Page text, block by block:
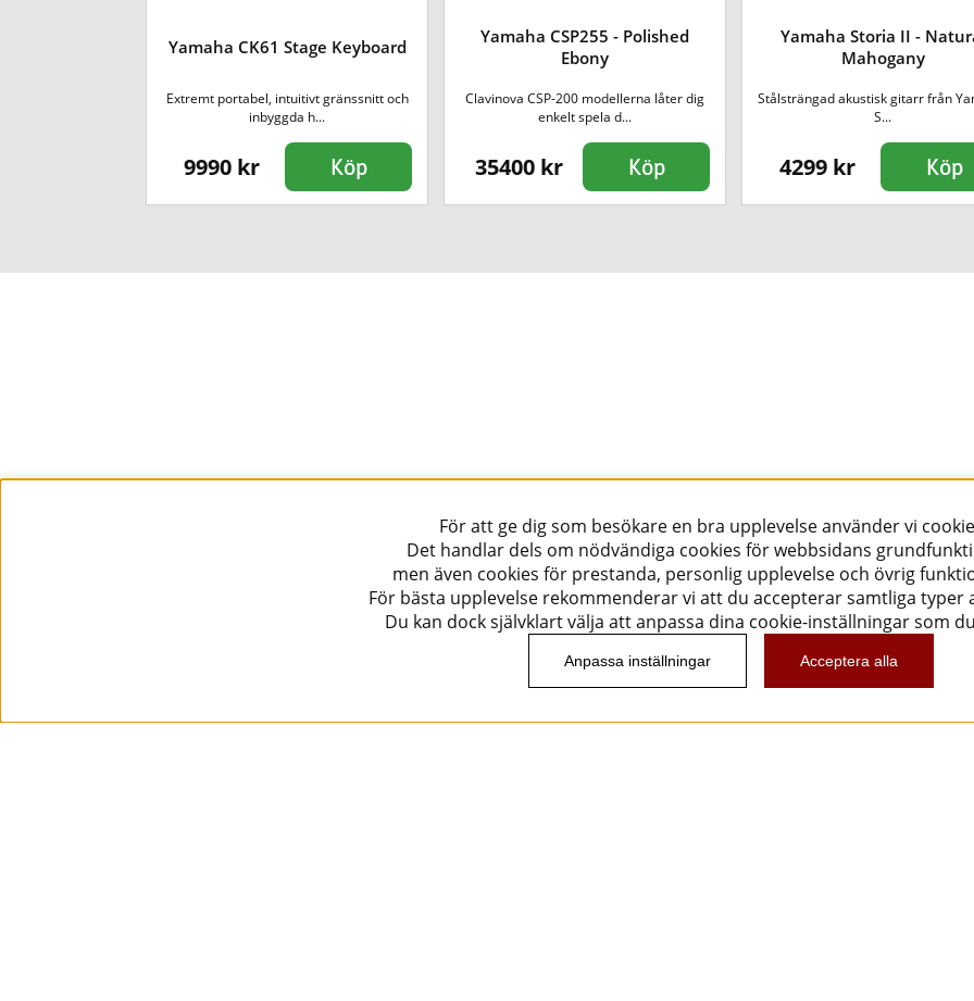
Yamaha CK61 Stage Keyboard
Extremt portabel, intuitivt gränssnitt och
inbyggda h...
9990 kr Köp
Yamaha CSP255 - Polished
Ebony
Clavinova CSP-200 modellerna låter dig
enkelt spela d...
35400 kr Köp
Yamaha Storia II -
Mahogany
Stålsträngad akustisk gitarr från
S...
4299 kr Köp
För att ge dig som besökare en bra upplevelse använder vi
Det handlar dels om nödvändiga cookies för webbsidans
men även cookies för prestanda, personlig upplevelse och övrig
För bästa upplevelse rekommenderar vi att du accepterar samtliga typer
Du kan dock självklart välja att anpassa dina cookie-inställningar som
Anpassa inställningar Acceptera alla